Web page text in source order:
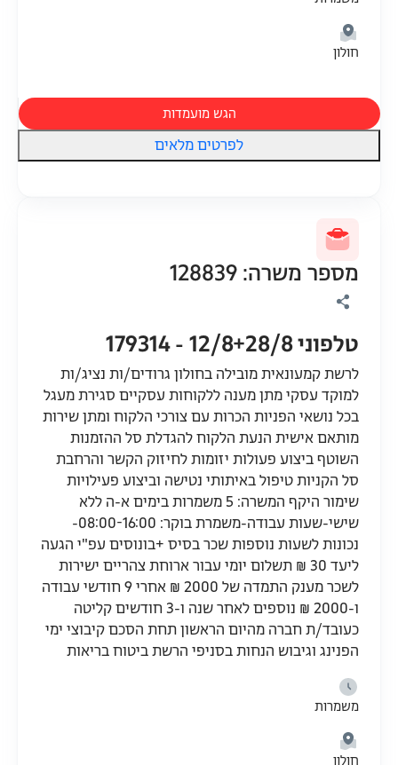
חולון
הגש מועמדות
לפרטים מלאים
מספר משרה: 128839
טלפוני 12/8+28/8 - 179314
לרשת קמעונאית מובילה בחולון גרודים/ות נציג/ות
למוקד עסקי מתן מענה ללקוחות עסקיים סגירת מעגל
בכל נושאי הפניות הכרות עם צורכי הלקוח ומתן שירות
מותאם אישית הנעת הלקוח להגדלת סל ההזמנות
השוטף ביצוע פעולות יזומות לחיזוק הקשר והרחבת
סל הקניות טיפול באיתותי נטישה וביצוע פעילויות
שימור היקף המשרה: 5 משמרות בימים א-ה ללא
שישי-שעות עבודה-משמרת בוקר: 08:00-16:00-
נכונות לשעות נוספות שכר בסיס +בונוסים עפ"י הגעה
ליעד 30 ₪ תשלום יומי עבור ארוחת צהריים ישירות
לשכר מענק התמדה של 2000 ₪ אחרי 9 חודשי עבודה
ו-2000 ₪ נוספים לאחר שנה ו-3 חודשים קליטה
כעובד/ת חברה מהיום הראשון תחת הסכם קיבוצי ימי
הפנינג וגיבוש הנחות בסניפי הרשת ביטוח בריאות
משמרות
חולון